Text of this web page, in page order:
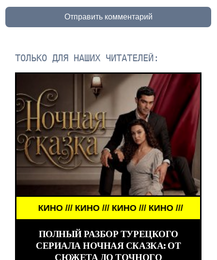
Отправить комментарий
ТОЛЬКО ДЛЯ НАШИХ ЧИТАТЕЛЕЙ:
КИНО /// КИНО /// КИНО /// КИНО ///
ПОЛНЫЙ РАЗБОР ТУРЕЦКОГО
СЕРИАЛА НОЧНАЯ СКАЗКА: ОТ
СЮЖЕТА ДО ТОЧНОГО